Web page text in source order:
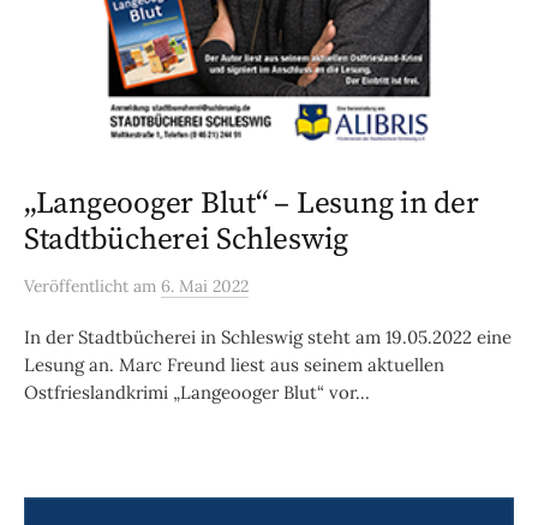
„Langeooger Blut“ – Lesung in der
Stadtbücherei Schleswig
Veröffentlicht am 6. Mai 2022
In der Stadtbücherei in Schleswig steht am 19.05.2022 eine
Lesung an. Marc Freund liest aus seinem aktuellen
Ostfrieslandkrimi „Langeooger Blut“ vor...